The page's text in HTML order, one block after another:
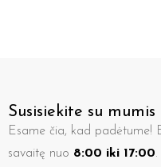
Susisiekite su mumis
Esame čia, kad padėtume!
savaitę nuo 8:00 iki 17:00.